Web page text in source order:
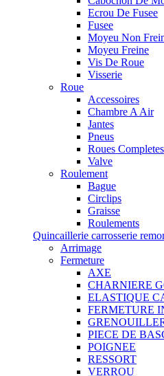
Ecrou De Fusee
Fusee
Moyeu Non
Moyeu Freine
Vis De Roue
Visserie
Roue
Accessoires
Chambre A Air
Jantes
Pneus
Roues Completes
Valve
Roulement
Bague
Circlips
Graisse
Roulements
Quincaillerie carrosserie
Arrimage
Fermeture
AXE
CHARNIERE
ELASTIQUE
FERMETURE
PIECE DE
POIGNEE
RESSORT
VERROU